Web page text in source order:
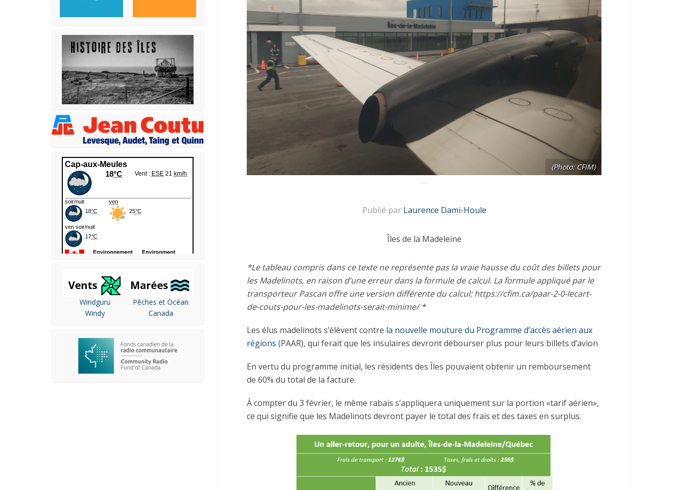
Windguru
Windy
Pêches et Océan
Canada
(Photo: CFIM)
Publié par Laurence Dami-Houle
Îles de la Madeleine
*Le tableau compris dans ce texte ne représente pas la vraie hausse du coût des billets pour
les Madelinots, en raison d’une erreur dans la formule de calcul. La formule appliqué par le
transporteur Pascan offre une version différente du calcul: https://cfim.ca/paar-2-0-lecart-
de-couts-pour-les-madelinots-serait-minime/ *
Les élus madelinots s’élèvent contre la nouvelle mouture du Programme d’accès aérien aux
régions (PAAR), qui ferait que les insulaires devront débourser plus pour leurs billets d’avion
En vertu du programme initial, les résidents des Îles pouvaient obtenir un remboursement
de 60% du total de la facture.
À compter du 3 février, le même rabais s’appliquera uniquement sur la portion «tarif aérien»,
ce qui signifie que les Madelinots devront payer le total des frais et des taxes en surplus.